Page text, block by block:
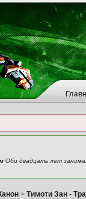
двадцать лет
> Тимоти Зан -